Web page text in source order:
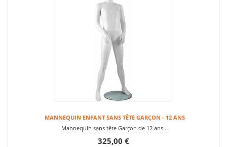
MANNEQUIN ENFANT SANS TÊTE GARÇON - 12 ANS
Mannequin sans tête Garçon de 12 ans...
325,00 €